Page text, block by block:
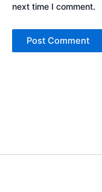
next time I comment.